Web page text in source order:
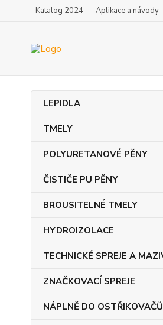
Katalog 2024 Aplikace a návody
LEPIDLA
TMELY
POLYURETANOVÉ PĚNY
ČISTIČE PU PĚNY
BROUSITELNÉ TMELY
HYDROIZOLACE
TECHNICKÉ SPREJE A
ZNAČKOVACÍ SPREJE
NÁPLNĚ DO OSTŘIKOVAČŮ